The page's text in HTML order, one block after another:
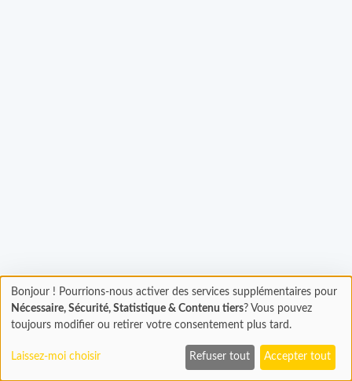
Chargement
En cours...
Bonjour ! Pourrions-nous activer des services supplémentaires pour
Nécessaire, Sécurité, Statistique & Contenu tiers? Vous pouvez
toujours modifier ou retirer votre consentement plus tard.
Laissez-moi choisir Refuser tout Accepter tout